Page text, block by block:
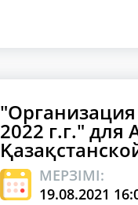
2022 г.г."
МЕРЗІМІ:
19.08.2021